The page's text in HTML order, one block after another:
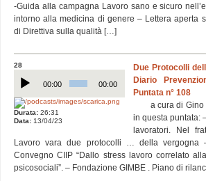
-Guida alla campagna Lavoro sano e sicuro
intorno alla medicina di genere – Lettera aperta
di Direttiva sulla qualità […]
28
Player
00:00 00:00
Durata: 26:31
Data: 13/04/23
Due Protocolli
Diario
Puntata n° 108
a cura di Gino
in questa puntata:
lavoratori. Nel
Lavoro vara due protocolli … della vergogna
Convegno CIIP “Dallo stress lavoro correlato
psicosociali”. – Fondazione GIMBE . Piano di